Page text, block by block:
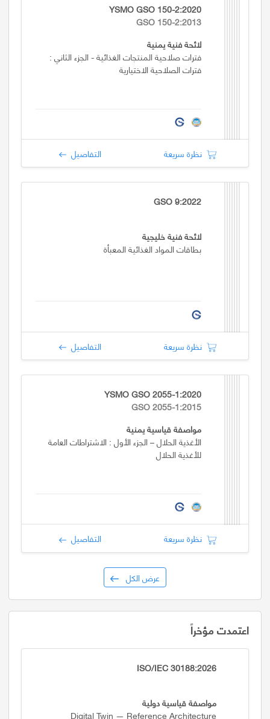
YSMO GSO 150-2:2020
GSO 150-2:2013
لائحة فنية يمنية
فترات صلاحية المنتجات الغذائية - الجزء الثاني :
فترات الصلاحية الاختيارية
نظرة سريعة التفاصيل
GSO 9:2022
لائحة فنية خليجية
بطاقات المواد الغذائية المعبأة
نظرة سريعة التفاصيل
YSMO GSO 2055-1:2020
GSO 2055-1:2015
مواصفة قياسية يمنية
الأغذية الحلال – الجزء الأول : الاشتراطات العامة
للأغذية الحلال
نظرة سريعة التفاصيل
عرض الكل
اعتمدت مؤخراً
ISO/IEC 30188:2026
مواصفة قياسية دولية
Digital Twin — Reference Architecture